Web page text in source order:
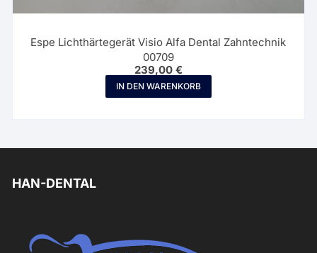
Espe Lichthärtegerät Visio Alfa Dental Zahntechnik
00709
239,00 €
IN DEN WARENKORB
HAN-DENTAL